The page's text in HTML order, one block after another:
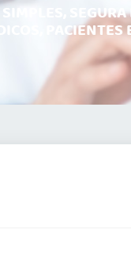
PACIENTES